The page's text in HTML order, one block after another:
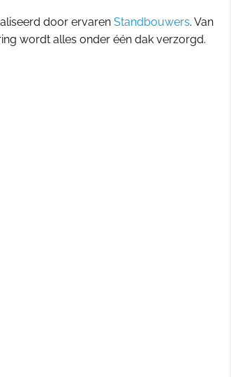
door ervaren Standbouwers. Van
wordt alles onder één dak verzorgd.